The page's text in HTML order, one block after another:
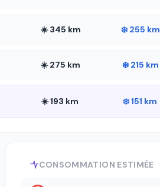
☀️ 345 km ❄️ 255 km
☀️ 275 km ❄️ 215 km
☀️ 193 km ❄️ 151 km
CONSOMMATION ESTIMÉE